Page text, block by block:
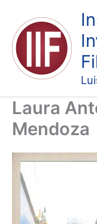
contenido
Laura
Mendoza